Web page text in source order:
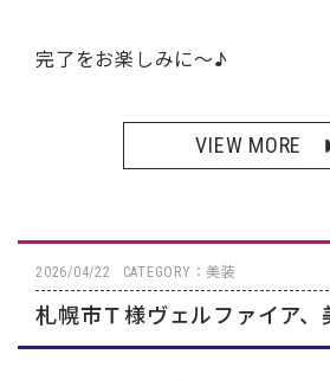
完了をお楽しみに～♪
VIEW MORE
2026/04/22 CATEGORY：美装
札幌市Ｔ様ヴェルファイア